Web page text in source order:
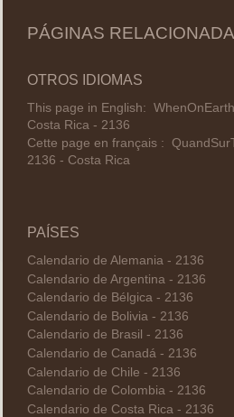
PÁGINAS
OTROS IDIOMAS
This page in English:
Costa Rica - 2136
Cette page en français :
2136 - Costa Rica
PAÍSES
Calendario de Alemania - 2136
Calendario de Argentina - 2136
Calendario de Bélgica - 2136
Calendario de Bolivia - 2136
Calendario de Brasil - 2136
Calendario de Canadá - 2136
Calendario de Chile - 2136
Calendario de Colombia - 2136
Calendario de Costa Rica - 2136